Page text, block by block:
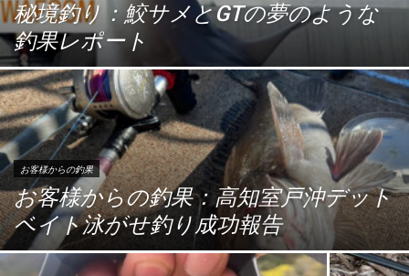
秘境釣り：鮫サメとGTの夢のような
釣果レポート
お客様からの釣果
お客様からの釣果：高知室戸沖デット
ベイト泳がせ釣り成功報告